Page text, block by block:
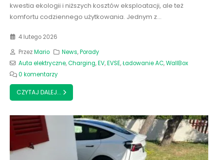
kwestia ekologii i niższych kosztów eksploatacji, ale też
komfortu codziennego użytkowania. Jednym z...
4 lutego 2026
PrzezMario News,Porady
Auta elektryczne,Charging,EV,EVSE,Ładowanie AC,WallBox
0 komentarzy
CZYTAJ DALEJ...